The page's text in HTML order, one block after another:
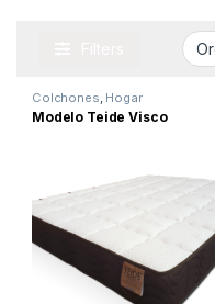
Colchones Hogar
Modelo Teide Visco